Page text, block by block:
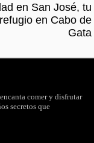
en San José, tu
en Cabo de
Gata
comer y disfrutar
secretos que